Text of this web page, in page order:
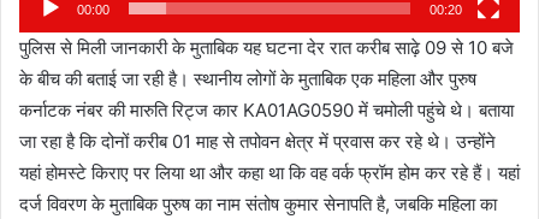
00:00 00:20
पुलिस से मिली जानकारी के मुताबिक यह घटना देर रात करीब साढ़े 09 से 10 बजे
के बीच की बताई जा रही है। स्थानीय लोगों के मुताबिक एक महिला और पुरुष
कर्नाटक नंबर की मारुति रिट्ज कार KA01AG0590 में चमोली पहुंचे थे। बताया
जा रहा है कि दोनों करीब 01 माह से तपोवन क्षेत्र में प्रवास कर रहे थे। उन्होंने
यहां होमस्टे किराए पर लिया था और कहा था कि वह वर्क फ्रॉम होम कर रहे हैं। यहां
दर्ज विवरण के मुताबिक पुरुष का नाम संतोष कुमार सेनापति है, जबकि महिला का